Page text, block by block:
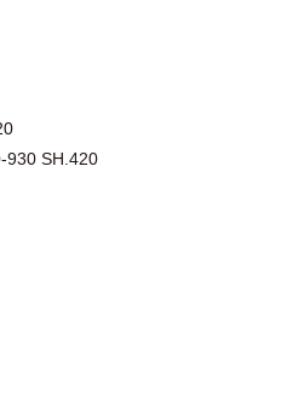
930 SH.420